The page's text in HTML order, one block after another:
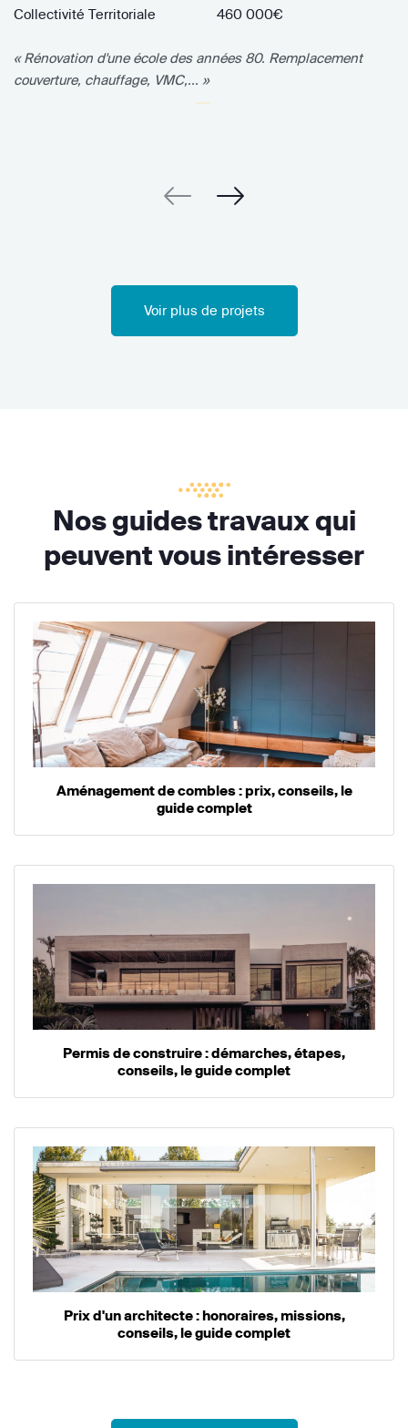
Collectivité Territoriale
460 000€
« Rénovation d'une école des années 80. Remplacement
couverture, chauffage, VMC,... »
Voir plus de projets
Nos guides travaux qui
peuvent vous intéresser
Aménagement de combles : prix, conseils, le
guide complet
Permis de construire : démarches, étapes,
conseils, le guide complet
Prix d'un architecte : honoraires, missions,
conseils, le guide complet